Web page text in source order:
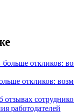
откликов: